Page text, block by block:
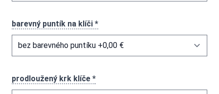
barevný puntík na klíči *
prodloužený krk klíče *